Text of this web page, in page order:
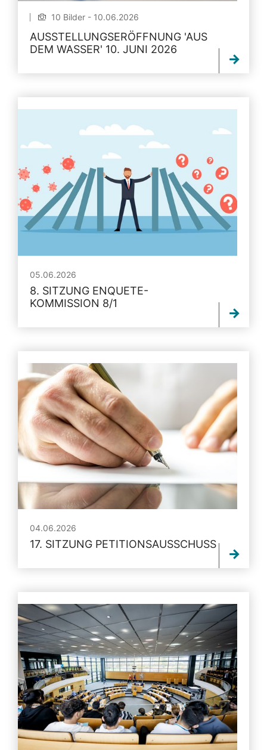
10 Bilder - 10.06.2026
AUSSTELLUNGSERÖFFNUNG 'AUS
DEM WASSER' 10. JUNI 2026
05.06.2026
8. SITZUNG ENQUETE-
KOMMISSION 8/1
04.06.2026
17. SITZUNG PETITIONSAUSSCHUSS